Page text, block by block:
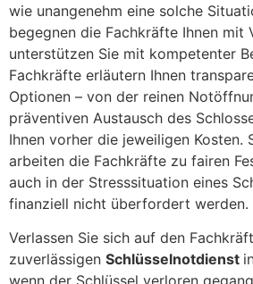
wie unangenehm eine solche
begegnen die Fachkräfte Ihnen mit
unterstützen Sie mit kompetenter
Fachkräfte erläutern Ihnen
Optionen – von der reinen
präventiven Austausch des
Ihnen vorher die jeweiligen Kosten.
arbeiten die Fachkräfte zu fairen
auch in der Stresssituation eines
finanziell nicht überfordert werden.
Verlassen Sie sich auf den
zuverlässigen Schlüsselnotdienst